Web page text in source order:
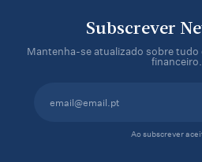
Subscrever
Mantenha-se atualizado sobre tudo
financeiro.
Ao subscrever